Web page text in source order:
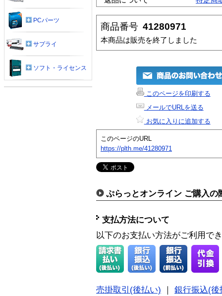
商品番号 41280971
本商品は販売を終了しました
このページを印刷する
メールでURLを送る
お気に入りに追加する
このページのURL
https://plth.me/41280971
ぷらっとオンライン ご購入の
支払方法について
以下のお支払い方法がご利用で
売掛取引(後払い)
銀行振込(後
PCパーツ
サプライ
ソフト・ライセンス